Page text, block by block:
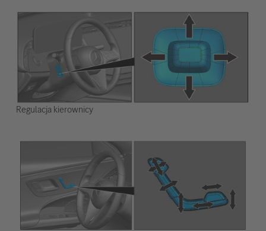
Regulacja kierownicy